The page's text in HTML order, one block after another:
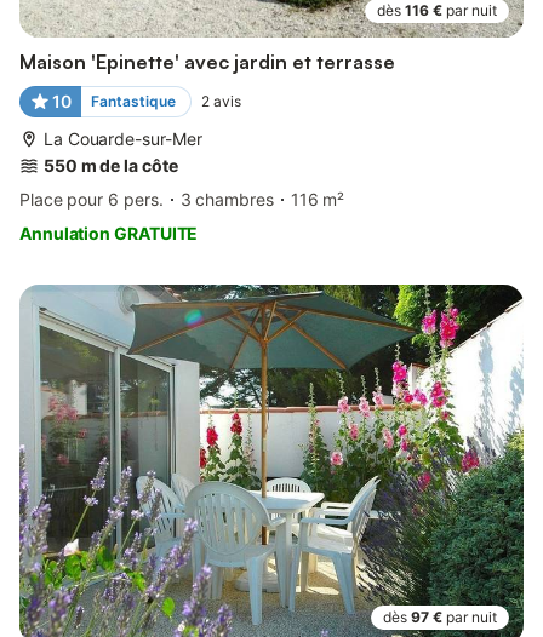
dès 116 € par nuit
Maison 'Epinette' avec jardin et terrasse
10 Fantastique 2 avis
La Couarde-sur-Mer
550 m de la côte
Place pour 6 pers.
3 chambres
116 m²
Annulation GRATUITE
dès 97 € par nuit